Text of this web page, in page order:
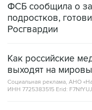
ФСБ сообщила о
подростков,
Росгвардии
Как российские
выходят на
Социальная реклама, АНО
ИНН 7725383515 Erid: